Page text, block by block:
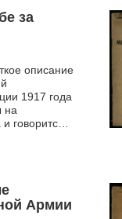
за
описание
1917 года
на
говорится о
Армии